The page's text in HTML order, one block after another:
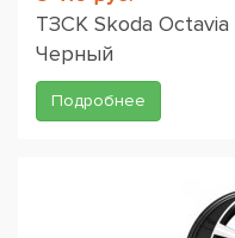
ТЗСК Skoda Octavia
Черный
Подробнее